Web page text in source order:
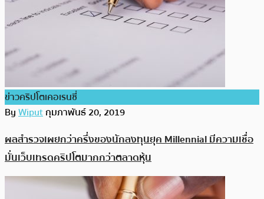
ข่าวคริปโตเคอเรนซี่
ByWiputกุมภาพันธ์ 20, 2019
ผลสำรวจเผยกว่าครึ่งของนักลงทุนยุค Millennial มีความเชื่อ
มั่นเว็บเทรดคริปโตมากกว่าตลาดหุ้น